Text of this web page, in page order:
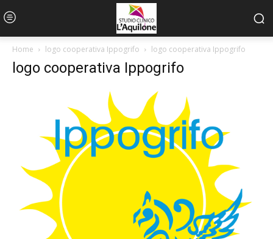
Home logo cooperativa Ippogrifo logo cooperativa Ippogrifo
logo cooperativa Ippogrifo